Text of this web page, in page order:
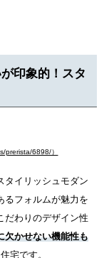
印象的！スタ
prerista/6898/）
タイリッシュモダン
るフォルムが魅力を
だわりのデザイン性
欠かせない機能性も
宅です。